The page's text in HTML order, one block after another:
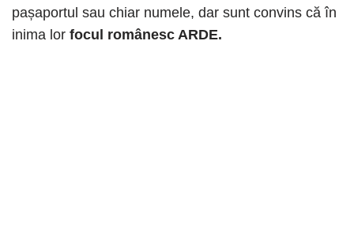
pașaportul sau chiar numele, dar sunt convins că în
inima lor focul românesc ARDE.